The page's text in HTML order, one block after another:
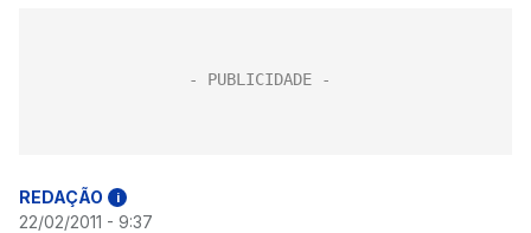
REDAÇÃO i
22/02/2011 - 9:37